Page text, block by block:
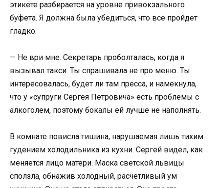
этикете разбирается на уровне привокзального
буфета. Я должна была убедиться, что всё пройдет
гладко.
— Не ври мне. Секретарь проболталась, когда я
вызывал такси. Ты спрашивала не про меню. Ты
интересовалась, будет ли там пресса, и намекнула,
что у «супруги Сергея Петровича» есть проблемы с
алкоголем, поэтому бокалы ей лучше не наполнять.
В комнате повисла тишина, нарушаемая лишь тихим
гудением холодильника из кухни. Сергей видел, как
меняется лицо матери. Маска светской львицы
сползла, обнажив холодный, расчетливый ум